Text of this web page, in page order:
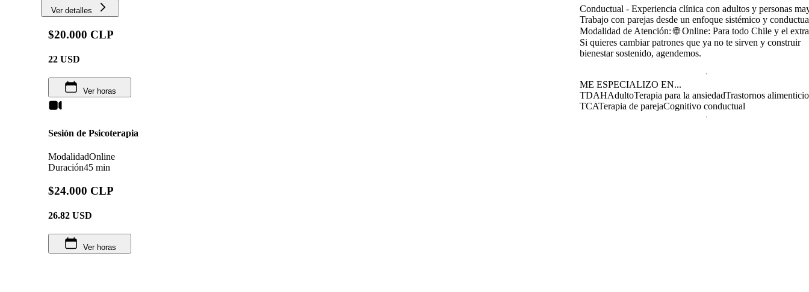
Ver detalles
$20.000 CLP
22 USD
Ver horas
Sesión de Psicoterapia
ModalidadOnline
Duración45 min
$24.000 CLP
26.82 USD
Ver horas
Conductual - Experiencia clínica con adultos y personas
Trabajo con parejas desde un enfoque sistémico y
Modalidad de Atención: 🌐 Online: Para todo Chile y el
Si quieres cambiar patrones que ya no te sirven y construir
bienestar sostenido, agendemos.
ME ESPECIALIZO EN...
TDAHAdultoTerapia para la ansiedadTrastornos
TCATerapia de parejaCognitivo conductual